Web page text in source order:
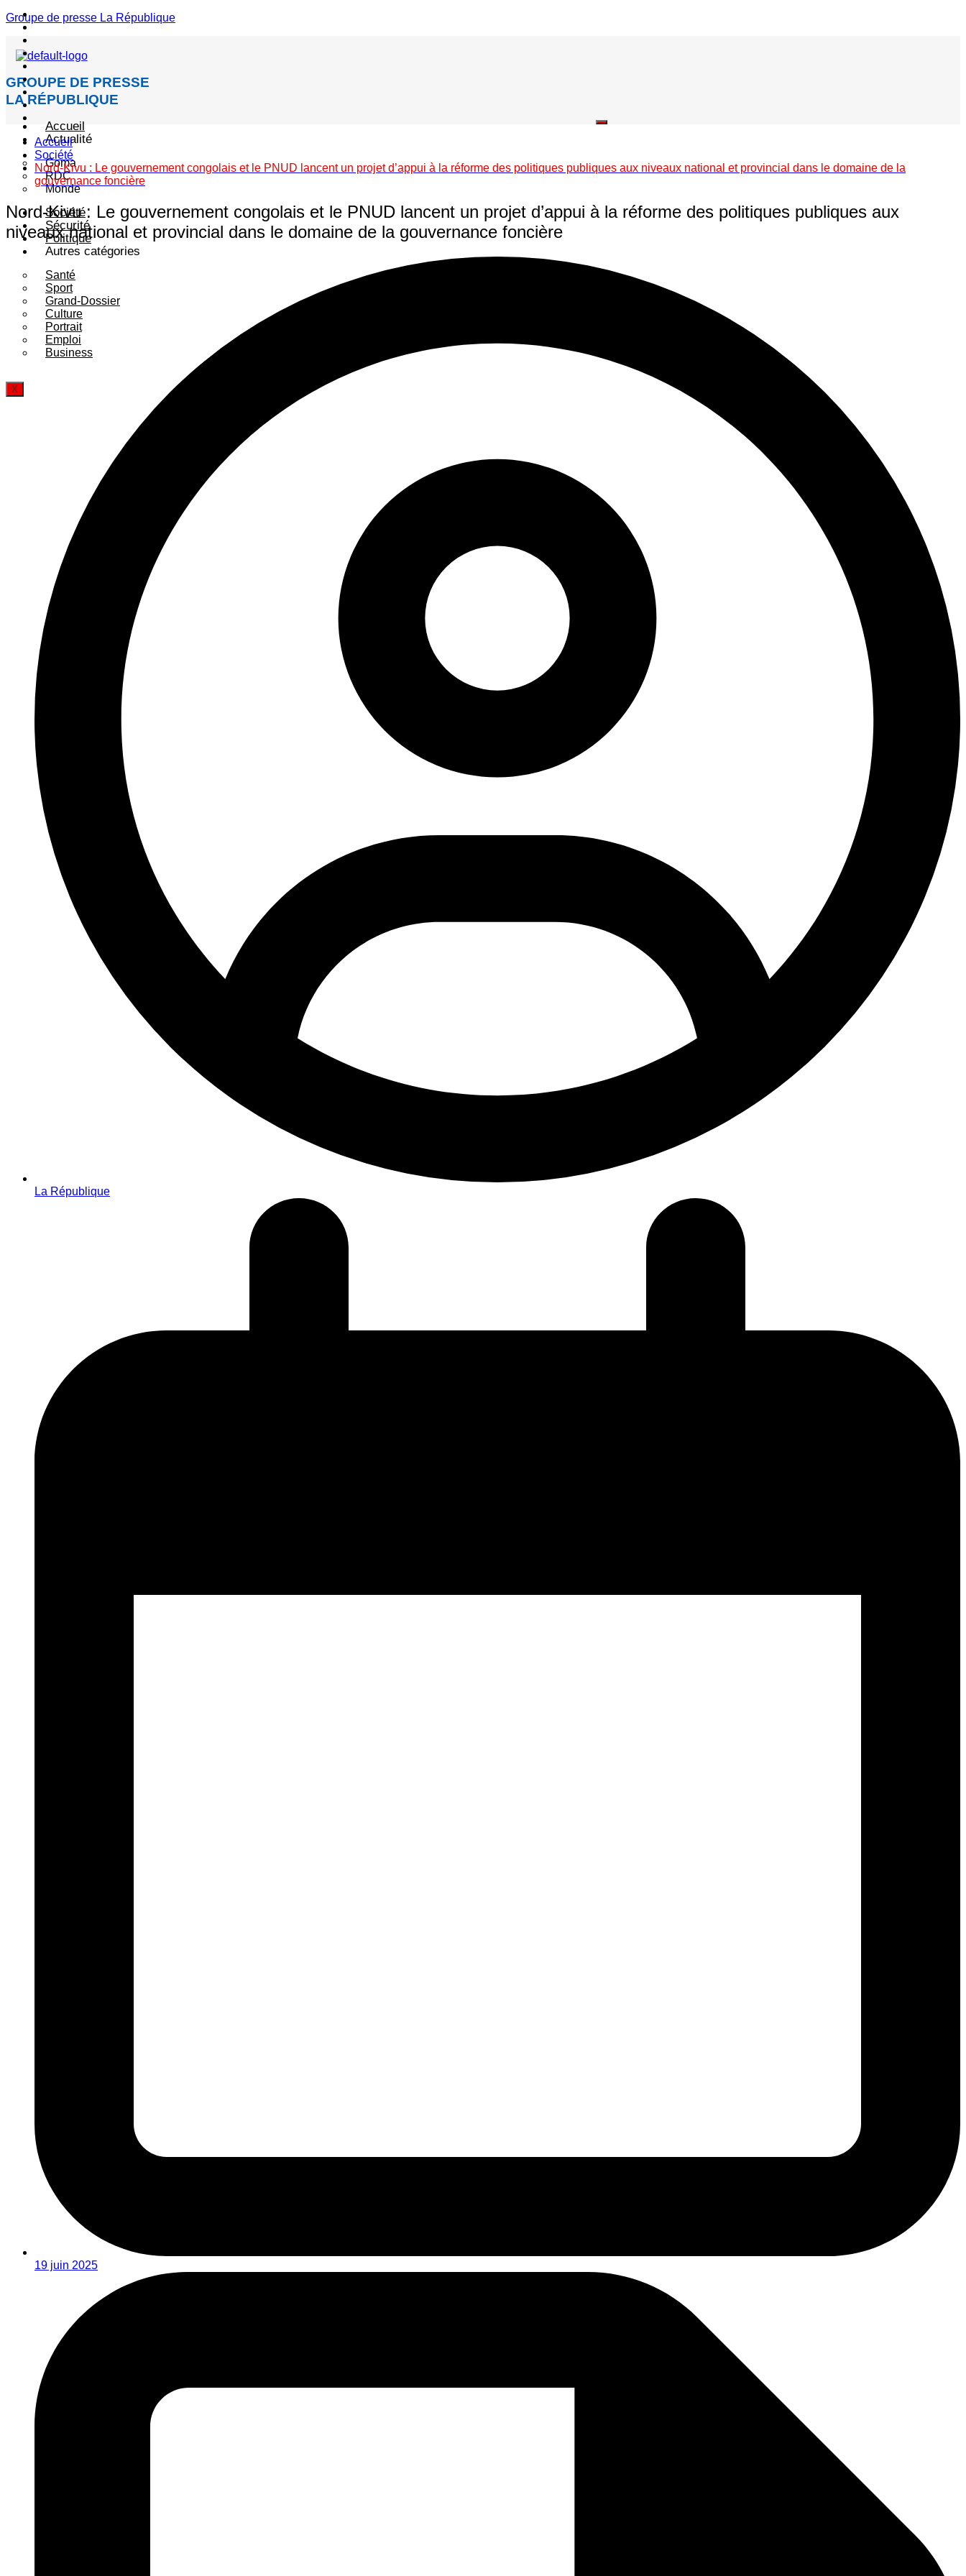
Groupe de presse La République
GROUPE DE PRESSE
LA RÉPUBLIQUE
Accueil
Actualité
Goma
RDC
Monde
Société
Sécurité
Politique
Autres catégories
Santé
Sport
Grand-Dossier
Culture
Portrait
Emploi
Business
X
Menu
Accueil
Société
Nord-Kivu : Le gouvernement congolais et le PNUD lancent un projet d’appui à la réforme des politiques publiques aux niveaux national et provincial dans le domaine de la
gouvernance foncière
Nord-Kivu : Le gouvernement congolais et le PNUD lancent un projet d’appui à la réforme des politiques publiques aux
niveaux national et provincial dans le domaine de la gouvernance foncière
La République
19 juin 2025